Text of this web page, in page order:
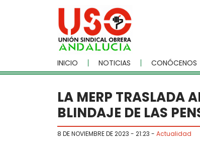
Skip to main content
INICIO NOTICIAS CONÓCENOS
LA MERP TRASLADA
BLINDAJE DE LAS
8 DE NOVIEMBRE DE 2023 - 21:23 - Actualidad